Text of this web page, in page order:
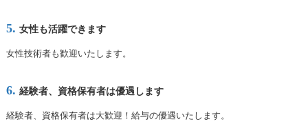
女性も活躍できます
女性技術者も歓迎いたします。
経験者、資格保有者は優遇します
経験者、資格保有者は大歓迎！給与の優遇いたします。